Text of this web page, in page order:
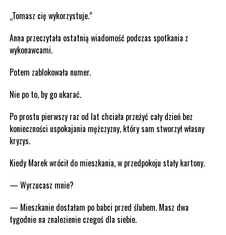
„Tomasz cię wykorzystuje.”
Anna przeczytała ostatnią wiadomość podczas spotkania z
wykonawcami.
Potem zablokowała numer.
Nie po to, by go ukarać.
Po prostu pierwszy raz od lat chciała przeżyć cały dzień bez
konieczności uspokajania mężczyzny, który sam stworzył własny
kryzys.
Kiedy Marek wrócił do mieszkania, w przedpokoju stały kartony.
— Wyrzucasz mnie?
— Mieszkanie dostałam po babci przed ślubem. Masz dwa
tygodnie na znalezienie czegoś dla siebie.